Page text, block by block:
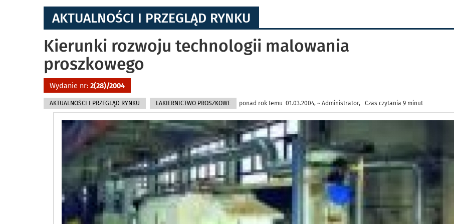
AKTUALNOŚCI I PRZEGLĄD RYNKU
Kierunki rozwoju technologii malowania
proszkowego
Wydanie nr: 2(28)/2004
AKTUALNOŚCI I PRZEGLĄD RYNKU LAKIERNICTWO PROSZKOWE ponad rok temu 01.03.2004, ~ Administrator, Czas czytania 9 minut